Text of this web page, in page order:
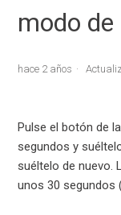
modo de
hace 2 años
Pulse el botón de
segundos y
suéltelo de nuevo.
unos 30 segundos